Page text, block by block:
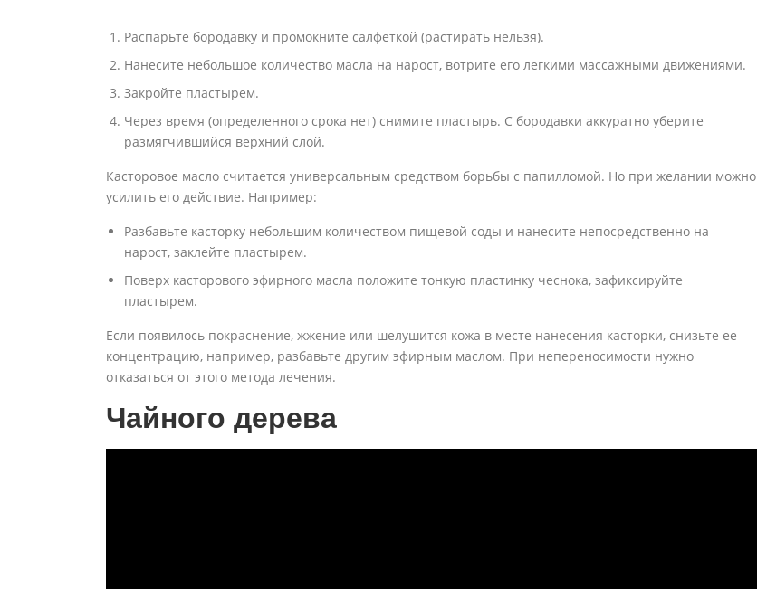
Распарьте бородавку и промокните салфеткой (растирать нельзя).
Нанесите небольшое количество масла на нарост, вотрите его легкими массажными движениями.
Закройте пластырем.
Через время (определенного срока нет) снимите пластырь. С бородавки аккуратно уберите
размягчившийся верхний слой.
Касторовое масло считается универсальным средством борьбы с папилломой. Но при желании можно
усилить его действие. Например:
Разбавьте касторку небольшим количеством пищевой соды и нанесите непосредственно на
нарост, заклейте пластырем.
Поверх касторового эфирного масла положите тонкую пластинку чеснока, зафиксируйте
пластырем.
Если появилось покраснение, жжение или шелушится кожа в месте нанесения касторки, снизьте ее
концентрацию, например, разбавьте другим эфирным маслом. При непереносимости нужно
отказаться от этого метода лечения.
Чайного дерева